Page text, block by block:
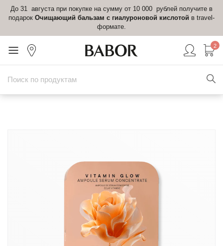
До 31 августа при покупке на сумму от 10 000 рублей получите в
подарок Очищающий бальзам с гиалуроновой кислотой в travel-
формате.
2